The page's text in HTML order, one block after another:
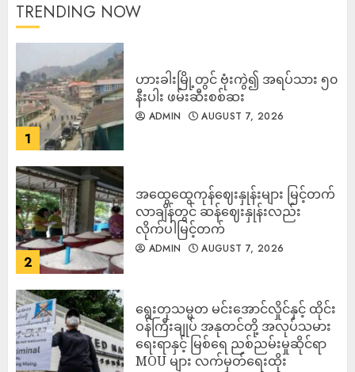
TRENDING NOW
1
ဟားခါးမြို့တွင် ဗုံးကွဲ၍ အရပ်သား ၅၀
နီးပါး ဖမ်းဆီးစစ်ဆး
ADMIN AUGUST 7, 2026
2
အထွေထွေကုန်ဈေးနှုန်းများ မြင့်တက်
လာချိန်တွင် ဆန်ဈေးနှုန်းလည်း
လိုက်ပါမြင့်တက်
ADMIN AUGUST 7, 2026
ရွေးတုသမ္မတ မင်းအောင်လှိုင်နှင့် ထိုင်း
ဝန်ကြီးချုပ် အနုတင်တို့ အလုပ်သမား
ရေးရာနှင့် မြစ်ရေ ညစ်ညမ်းမှုဆိုင်ရာ
MOU များ လက်မှတ်ရေးထိုး